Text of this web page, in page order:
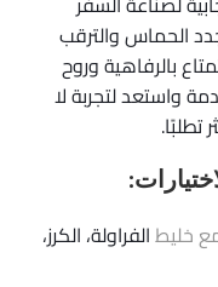
الحماس والترقب
بالرفاهية وروح
واستعد لتجربة لا
خليطالفراولة، الكرز،